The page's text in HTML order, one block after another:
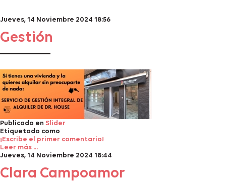
Jueves, 14 Noviembre 2024 18:56
Gestión
Publicado en Slider
Etiquetado como
¡Escribe el primer comentario!
Leer más ...
Jueves, 14 Noviembre 2024 18:44
Clara Campoamor